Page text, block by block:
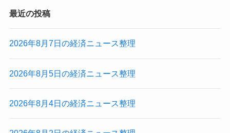
最近の投稿
2026年8月7日の経済ニュース整理
2026年8月5日の経済ニュース整理
2026年8月4日の経済ニュース整理